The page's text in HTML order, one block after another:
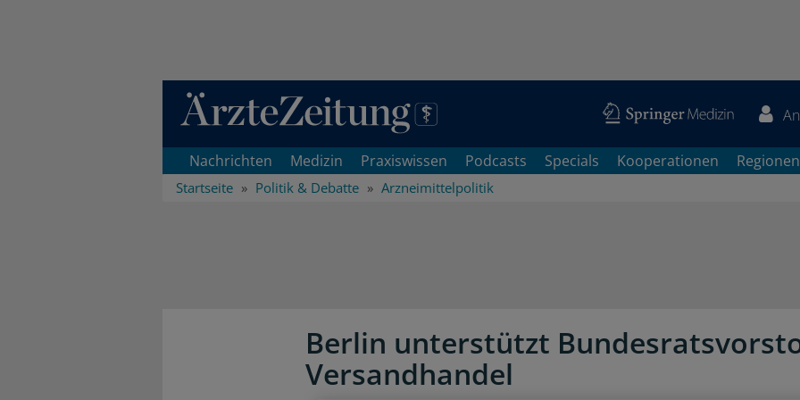
Direkt zum Inhaltsbereich
Nachrichten Medizin Praxiswissen Podcasts Specials Kooperationen Regionen
Startseite Politik & Debatte Arzneimittelpolitik
Berlin unterstützt
Versandhandel